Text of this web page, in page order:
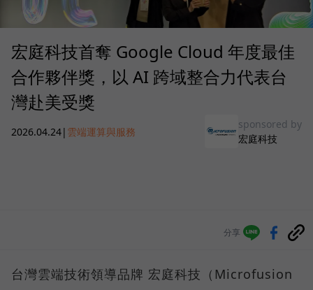
宏庭科技首奪 Google Cloud 年度最佳
合作夥伴獎，以 AI 跨域整合力代表台
灣赴美受獎
2026.04.24| 雲端運算與服務
sponsored by
宏庭科技
分享
台灣雲端技術領導品牌 宏庭科技（Microfusion